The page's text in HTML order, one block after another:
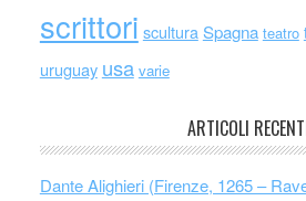
scrittori scultura Spagna teatro
uruguay usa varie
ARTICOLI
Dante Alighieri (Firenze, 1265 –